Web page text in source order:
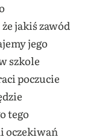
jakiś zawód
jego
szkole
poczucie
tego
oczekiwań